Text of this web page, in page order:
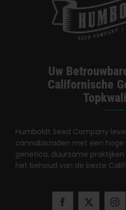
Uw
Californische
Humboldt Seed Company
cannabiszaden met een
genetica, duurzame
het behoud van de beste